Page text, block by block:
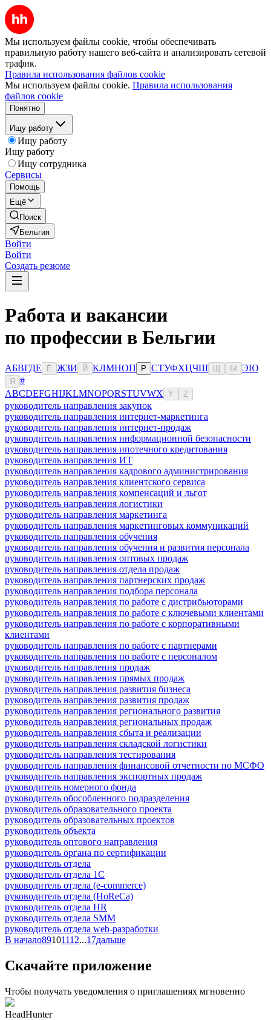
Мы используем файлы cookie, чтобы обеспечивать
правильную работу нашего веб-сайта и анализировать сетевой
трафик.
Правила использования файлов cookie
Мы используем файлы cookie. Правила использования
файлов cookie
Понятно
Ищу работу
Ищу работу
Ищу работу
Ищу сотрудника
Сервисы
Помощь
Ещё
Поиск
Бельгия
Войти
Войти
Создать резюме
Работа и вакансии
по профессии в Бельгии
АБВГДЕ Ё ЖЗИ Й КЛМНОП Р СТУФХЦЧШ Ы ЭЮ
Я
#
ABCDEFGHIJKLMNOPQRSTUVWX Y Z
руководитель направления закупок
руководитель направления интернет-маркетинга
руководитель направления интернет-продаж
руководитель направления информационной безопасности
руководитель направления ипотечного кредитования
руководитель направления ИТ
руководитель направления кадрового администрирования
руководитель направления клиентского сервиса
руководитель направления компенсаций и льгот
руководитель направления логистики
руководитель направления маркетинга
руководитель направления маркетинговых коммуникаций
руководитель направления обучения
руководитель направления обучения и развития персонала
руководитель направления оптовых продаж
руководитель направления отдела продаж
руководитель направления партнерских продаж
руководитель направления подбора персонала
руководитель направления по работе с дистрибьюторами
руководитель направления по работе с ключевыми клиентами
руководитель направления по работе с корпоративными
клиентами
руководитель направления по работе с партнерами
руководитель направления по работе с персоналом
руководитель направления продаж
руководитель направления прямых продаж
руководитель направления развития бизнеса
руководитель направления развития продаж
руководитель направления регионального развития
руководитель направления региональных продаж
руководитель направления сбыта и реализации
руководитель направления складской логистики
руководитель направления тестирования
руководитель направления финансовой отчетности по МСФО
руководитель направления экспортных продаж
руководитель номерного фонда
руководитель обособленного подразделения
руководитель образовательного проекта
руководитель образовательных проектов
руководитель объекта
руководитель оптового направления
руководитель органа по сертификации
руководитель отдела
руководитель отдела 1С
руководитель отдела (e-commerce)
руководитель отдела (HoReCa)
руководитель отдела HR
руководитель отдела SMM
руководитель отдела web-разработки
В начало89101112...17дальше
Скачайте приложение
Чтобы получать уведомления о приглашениях мгновенно
HeadHunter